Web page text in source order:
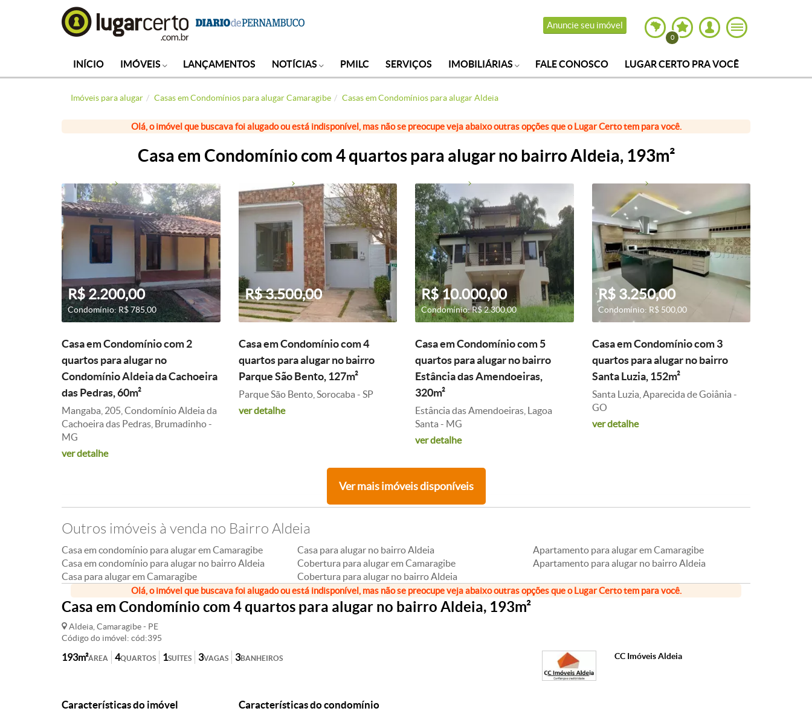
Anuncie seu imóvel
0
INÍCIO IMÓVEIS LANÇAMENTOS NOTÍCIAS PMILC SERVIÇOS IMOBILIÁRIAS FALE CONOSCO LUGAR CERTO PRA VOCÊ
Imóveis para alugar Casas em Condomínios para alugar Camaragibe Casas em Condomínios para alugar Aldeia
Olá, o imóvel que buscava foi alugado ou está indisponível, mas não se preocupe veja abaixo outras opções que o Lugar Certo tem para você.
Casa em Condomínio com 4 quartos para alugar no bairro Aldeia, 193m²
R$ 2.200,00
Condomínio: R$ 785,00
Casa em Condomínio com 2
quartos para alugar no
Condomínio Aldeia da Cachoeira
das Pedras, 60m²
Mangaba, 205, Condomínio Aldeia da
Cachoeira das Pedras, Brumadinho -
MG
ver detalhe
R$ 3.500,00
Casa em Condomínio com 4
quartos para alugar no bairro
Parque São Bento, 127m²
Parque São Bento, Sorocaba - SP
ver detalhe
R$ 10.000,00
Condomínio: R$ 2.300,00
Casa em Condomínio com 5
quartos para alugar no bairro
Estância das Amendoeiras,
320m²
Estância das Amendoeiras, Lagoa
Santa - MG
ver detalhe
R$ 3.250,00
Condomínio: R$ 500,00
Casa em Condomínio com 3
quartos para alugar no bairro
Santa Luzia, 152m²
Santa Luzia, Aparecida de Goiânia -
GO
ver detalhe
Ver mais imóveis disponíveis
Outros imóveis à venda no Bairro Aldeia
Casa em condomínio para alugar em Camaragibe
Casa em condomínio para alugar no bairro Aldeia
Casa para alugar em Camaragibe
Casa para alugar no bairro Aldeia
Cobertura para alugar em Camaragibe
Cobertura para alugar no bairro Aldeia
Apartamento para alugar em Camaragibe
Apartamento para alugar no bairro Aldeia
Olá, o imóvel que buscava foi alugado ou está indisponível, mas não se preocupe veja abaixo outras opções que o Lugar Certo tem para você.
Casa em Condomínio com 4 quartos para alugar no bairro Aldeia, 193m²
Aldeia, Camaragibe - PE
Código do imóvel: cód:395
ÁREA
193m² QUARTOS
4 SUÍTES
1 VAGAS
3 BANHEIROS
3 CC Imóveis Aldeia
Características do imóvel Características do condomínio